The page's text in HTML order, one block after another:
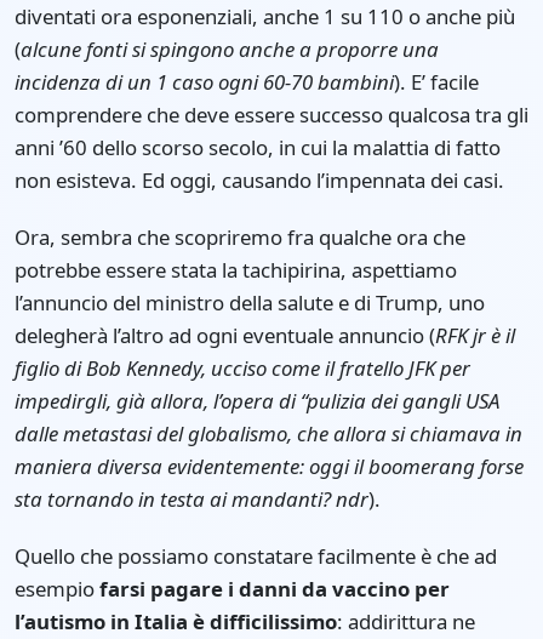
diventati ora esponenziali, anche 1 su 110 o anche più
(alcune fonti si spingono anche a proporre una
incidenza di un 1 caso ogni 60-70 bambini). E’ facile
comprendere che deve essere successo qualcosa tra gli
anni ’60 dello scorso secolo, in cui la malattia di fatto
non esisteva. Ed oggi, causando l’impennata dei casi.
Ora, sembra che scopriremo fra qualche ora che
potrebbe essere stata la tachipirina, aspettiamo
l’annuncio del ministro della salute e di Trump, uno
delegherà l’altro ad ogni eventuale annuncio (RFK jr è il
figlio di Bob Kennedy, ucciso come il fratello JFK per
impedirgli, già allora, l’opera di “pulizia dei gangli USA
dalle metastasi del globalismo, che allora si chiamava in
maniera diversa evidentemente: oggi il boomerang forse
sta tornando in testa ai mandanti? ndr).
Quello che possiamo constatare facilmente è che ad
esempiofarsi pagare i danni da vaccino per
l’autismo in Italia è difficilissimo: addirittura ne